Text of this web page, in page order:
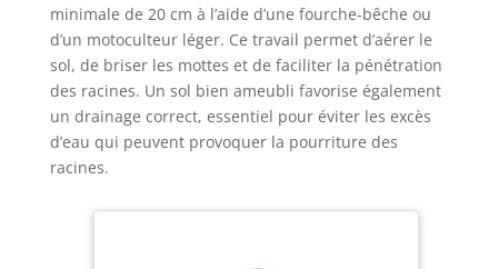
minimale de 20 cm à l’aide d’une fourche-bêche ou
d’un motoculteur léger. Ce travail permet d’aérer le
sol, de briser les mottes et de faciliter la pénétration
des racines. Un sol bien ameubli favorise également
un drainage correct, essentiel pour éviter les excès
d’eau qui peuvent provoquer la pourriture des
racines.